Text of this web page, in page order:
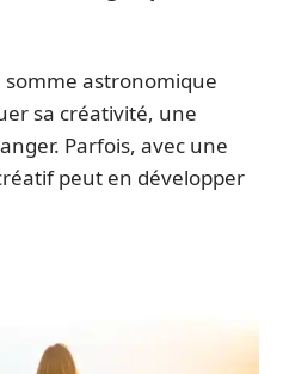
astronomique
sa créativité, une
Parfois, avec une
peut en développer